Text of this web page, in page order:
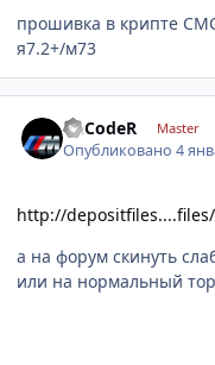
прошивка в крипте
я7.2+/м73
DеCоdеR Master
Опубликовано4
http://
а на форум скинуть
или на нормальный